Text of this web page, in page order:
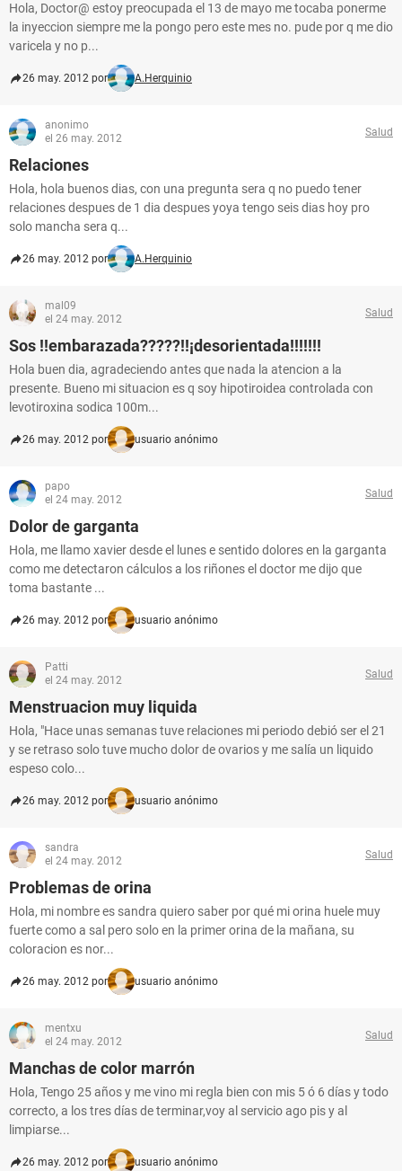
Hola, Doctor@ estoy preocupada el 13 de mayo me tocaba ponerme
la inyeccion siempre me la pongo pero este mes no. pude por q me dio
varicela y no p...
26 may. 2012 por A.Herquinio
anonimo
el 26 may. 2012
Salud
Relaciones
Hola, hola buenos dias, con una pregunta sera q no puedo tener
relaciones despues de 1 dia despues yoya tengo seis dias hoy pro
solo mancha sera q...
26 may. 2012 por A.Herquinio
mal09
el 24 may. 2012
Salud
Sos !!embarazada?????!!¡desorientada!!!!!!!
Hola buen dia, agradeciendo antes que nada la atencion a la
presente. Bueno mi situacion es q soy hipotiroidea controlada con
levotiroxina sodica 100m...
26 may. 2012 por usuario anónimo
papo
el 24 may. 2012
Salud
Dolor de garganta
Hola, me llamo xavier desde el lunes e sentido dolores en la garganta
como me detectaron cálculos a los riñones el doctor me dijo que
toma bastante ...
26 may. 2012 por usuario anónimo
Patti
el 24 may. 2012
Salud
Menstruacion muy liquida
Hola, "Hace unas semanas tuve relaciones mi periodo debió ser el 21
y se retraso solo tuve mucho dolor de ovarios y me salía un liquido
espeso colo...
26 may. 2012 por usuario anónimo
sandra
el 24 may. 2012
Salud
Problemas de orina
Hola, mi nombre es sandra quiero saber por qué mi orina huele muy
fuerte como a sal pero solo en la primer orina de la mañana, su
coloracion es nor...
26 may. 2012 por usuario anónimo
mentxu
el 24 may. 2012
Salud
Manchas de color marrón
Hola, Tengo 25 años y me vino mi regla bien con mis 5 ó 6 días y todo
correcto, a los tres días de terminar,voy al servicio ago pis y al
limpiarse...
26 may. 2012 por usuario anónimo